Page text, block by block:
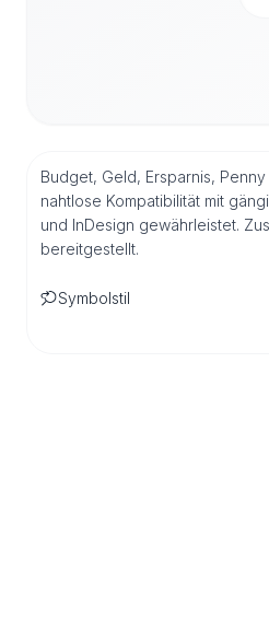
Budget, Geld, Ersparnis,
nahtlose Kompatibilität mit
und InDesign gewährleistet.
bereitgestellt.
Symbolstil